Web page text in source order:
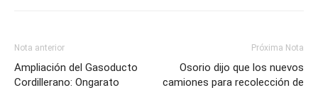
Nota anterior
Ampliación del Gasoducto
Cordillerano: Ongarato
Próxima Nota
Osorio dijo que los nuevos
camiones para recolección de